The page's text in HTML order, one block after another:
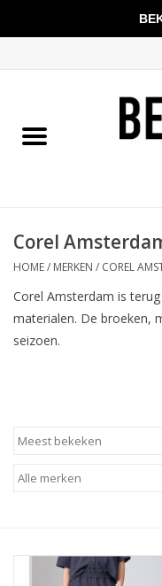
Mannen
KADOBONNEN
Corel
HOME/ MERKEN / COREL
Corel Amsterdam is
materialen. De broeken,
seizoen.